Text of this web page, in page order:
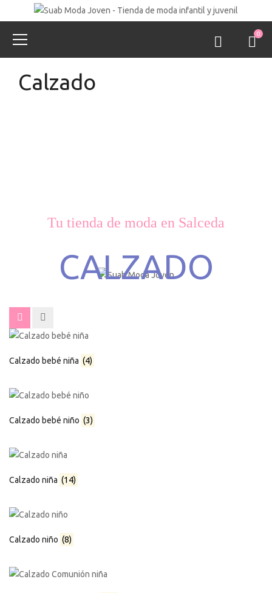
0
Calzado
Tu tienda de moda en Salceda
CALZADO
Calzado bebé niña (4)
Calzado bebé niño (3)
Calzado niña (14)
Calzado niño (8)